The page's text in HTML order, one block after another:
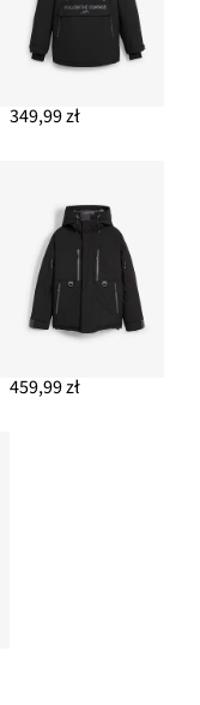
349,99 zł
459,99 zł